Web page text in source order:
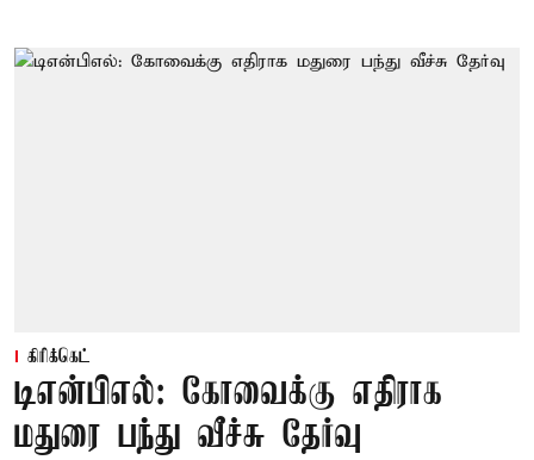
கிரிக்கெட்
டிஎன்பிஎல்: கோவைக்கு எதிராக
மதுரை பந்து வீச்சு தேர்வு